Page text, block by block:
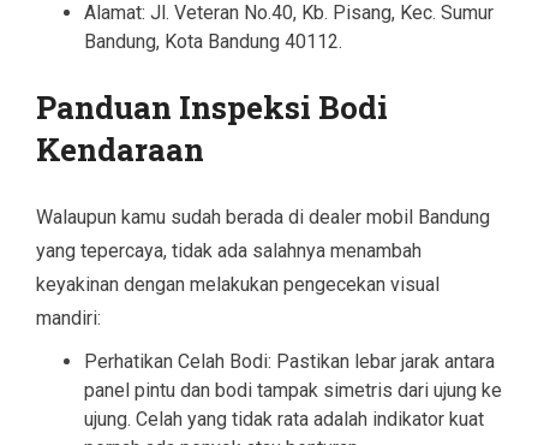
Alamat: Jl. Veteran No.40, Kb. Pisang, Kec. Sumur
Bandung, Kota Bandung 40112.
Panduan Inspeksi Bodi
Kendaraan
Walaupun kamu sudah berada di dealer mobil Bandung
yang tepercaya, tidak ada salahnya menambah
keyakinan dengan melakukan pengecekan visual
mandiri:
Perhatikan Celah Bodi: Pastikan lebar jarak antara
panel pintu dan bodi tampak simetris dari ujung ke
ujung. Celah yang tidak rata adalah indikator kuat